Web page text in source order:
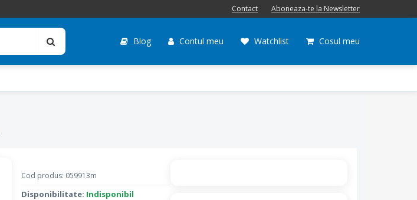
Contact Aboneaza-te la Newsletter
Blog Contul meu Watchlist Cosul meu
Cod produs: 059913m
Disponibilitate: Indisponibil